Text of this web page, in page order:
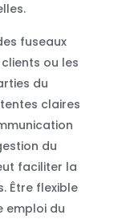
fuseaux
ou les
du
claires
du
faciliter la
Être flexible
emploi du